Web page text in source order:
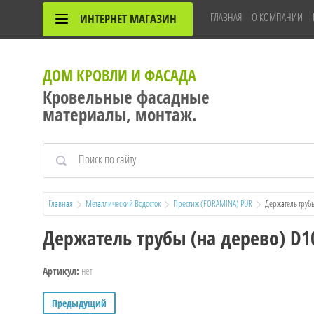
ИНТЕРНЕТ МАГАЗИН ГЛАВНАЯ О КОМПАНИИ
ДОМ КРОВЛИ И ФАСАДА
Кровельные фасадные
материалы, монтаж.
Главная Металлический Водосток Престиж (FORAMINA) PUR
Держатель
Держатель трубы (на дерево)
Артикул: нет
Предыдущий